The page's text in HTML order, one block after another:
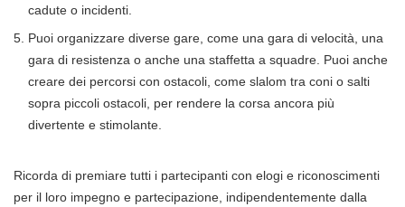
cadute o incidenti.
Puoi organizzare diverse gare, come una gara di velocità, una
gara di resistenza o anche una staffetta a squadre. Puoi anche
creare dei percorsi con ostacoli, come slalom tra coni o salti
sopra piccoli ostacoli, per rendere la corsa ancora più
divertente e stimolante.
Ricorda di premiare tutti i partecipanti con elogi e riconoscimenti
per il loro impegno e partecipazione, indipendentemente dalla